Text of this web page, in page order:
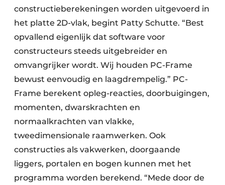
constructieberekeningen worden uitgevoerd in
het platte 2D-vlak, begint Patty Schutte. “Best
opvallend eigenlijk dat software voor
constructeurs steeds uitgebreider en
omvangrijker wordt. Wij houden PC-Frame
bewust eenvoudig en laagdrempelig.” PC-
Frame berekent opleg-reacties, doorbuigingen,
momenten, dwarskrachten en
normaalkrachten van vlakke,
tweedimensionale raamwerken. Ook
constructies als vakwerken, doorgaande
liggers, portalen en bogen kunnen met het
programma worden berekend. “Mede door de